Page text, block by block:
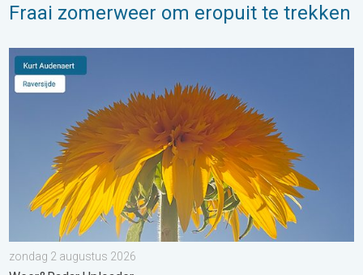
Fraai zomerweer om eropuit te trekken
Stuur jouw weerfoto van de week!. Weer&Radar Uploader. . .
zondag 2 augustus 2026